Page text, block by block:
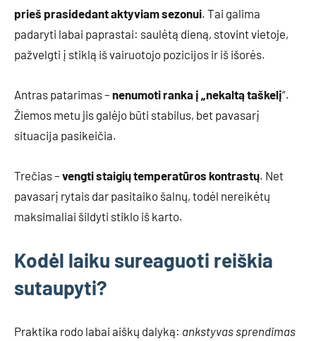
prieš prasidedant aktyviam sezonui. Tai galima
padaryti labai paprastai: saulėtą dieną, stovint vietoje,
pažvelgti į stiklą iš vairuotojo pozicijos ir iš išorės.
Antras patarimas – nenumoti ranka į „nekaltą taškelį“.
Žiemos metu jis galėjo būti stabilus, bet pavasarį
situacija pasikeičia.
Trečias – vengti staigių temperatūros kontrastų. Net
pavasarį rytais dar pasitaiko šalnų, todėl nereikėtų
maksimaliai šildyti stiklo iš karto.
Kodėl laiku sureaguoti reiškia
sutaupyti?
Praktika rodo labai aiškų dalyką: ankstyvas sprendimas